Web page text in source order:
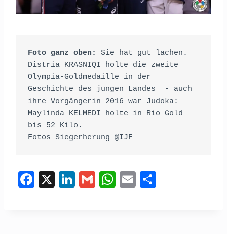
Foto ganz oben: Sie hat gut lachen.
Distria KRASNIQI holte die zweite
Olympia-Goldmedaille in der
Geschichte des jungen Landes  - auch
ihre Vorgängerin 2016 war Judoka:
Maylinda KELMEDI holte in Rio Gold
bis 52 Kilo.
Fotos Siegerherung @IJF
F
X
Li
G
W E